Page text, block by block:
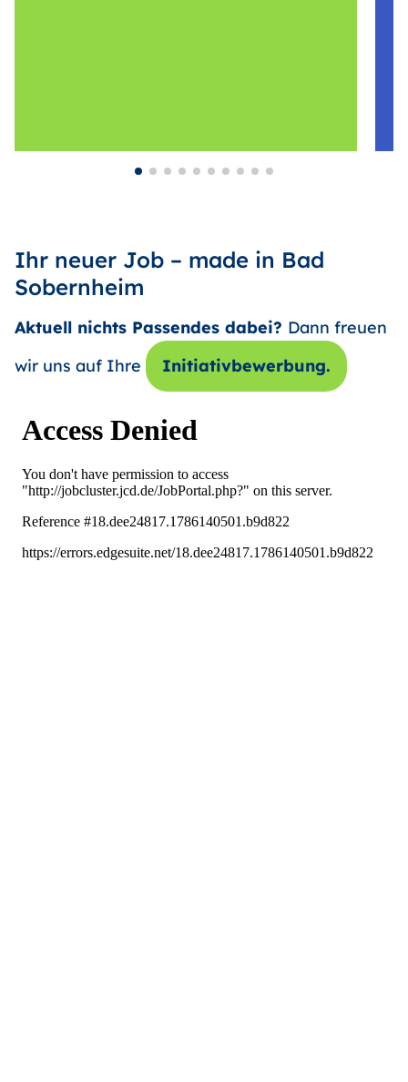
Ihr neuer Job – made in Bad
Sobernheim
Aktuell nichts Passendes dabei? Dann freuen
wir uns auf Ihre
Initiativbewerbung.